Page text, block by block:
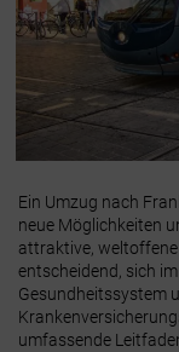
Ein Umzug nach
neue Möglichkeiten
attraktive,
entscheidend, sich
Gesundheitssystem
umfassende